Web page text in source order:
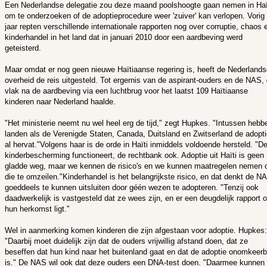
Een Nederlandse delegatie zou deze maand poolshoogte gaan nemen in
om te onderzoeken of de adoptieprocedure weer 'zuiver' kan verlopen. Vorig
jaar repten verschillende internationale rapporten nog over corruptie, chaos
kinderhandel in het land dat in januari 2010 door een aardbeving werd
geteisterd.
Maar omdat er nog geen nieuwe Haïtiaanse regering is, heeft de
overheid de reis uitgesteld. Tot ergernis van de aspirant-ouders en de NAS,
vlak na de aardbeving via een luchtbrug voor het laatst 109 Haïtiaanse
kinderen naar Nederland haalde.
"Het ministerie neemt nu wel heel erg de tijd," zegt Hupkes. "Intussen
landen als de Verenigde Staten, Canada, Duitsland en Zwitserland de
al hervat."Volgens haar is de orde in Haïti inmiddels voldoende hersteld. "De
kinderbescherming functioneert, de rechtbank ook. Adoptie uit Haïti is geen
gladde weg, maar we kennen de risico's en we kunnen maatregelen nemen
die te omzeilen."Kinderhandel is het belangrijkste risico, en dat denkt de
goeddeels te kunnen uitsluiten door géén wezen te adopteren. "Tenzij ook
daadwerkelijk is vastgesteld dat ze wees zijn, en er een deugdelijk rapport
hun herkomst ligt."
Wel in aanmerking komen kinderen die zijn afgestaan voor adoptie. Hupkes:
"Daarbij moet duidelijk zijn dat de ouders vrijwillig afstand doen, dat ze
beseffen dat hun kind naar het buitenland gaat en dat de adoptie
is." De NAS wil ook dat deze ouders een DNA-test doen. "Daarmee kunnen